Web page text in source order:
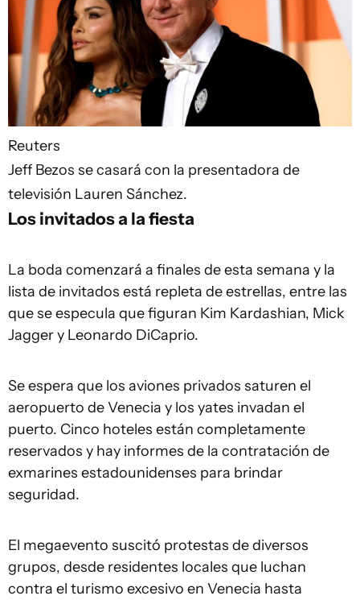
Reuters
Jeff Bezos se casará con la presentadora de
televisión Lauren Sánchez.
Los invitados a la fiesta
La boda comenzará a finales de esta semana y la
lista de invitados está repleta de estrellas, entre las
que se especula que figuran Kim Kardashian, Mick
Jagger y Leonardo DiCaprio.
Se espera que los aviones privados saturen el
aeropuerto de Venecia y los yates invadan el
puerto. Cinco hoteles están completamente
reservados y hay informes de la contratación de
exmarines estadounidenses para brindar
seguridad.
El megaevento suscitó protestas de diversos
grupos, desde residentes locales que luchan
contra el turismo excesivo en Venecia hasta